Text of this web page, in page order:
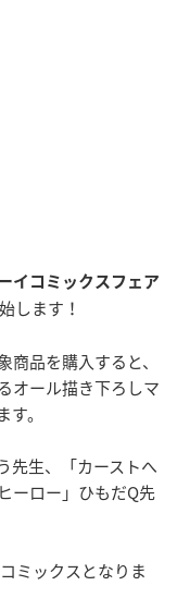
イコミックスフェア
します！
商品を購入すると、
オール描き下ろしマ
。
先生、「カーストへ
ーロー」ひもだQ先
ミックスとなりま